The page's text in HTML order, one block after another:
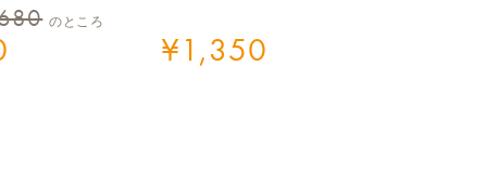
のところ
¥1,350